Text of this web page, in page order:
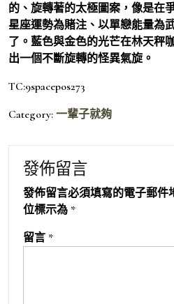
的、旋轉著的太極圖案，像是在
星座運勢為賭注、以單戀能量為
了。藍色與金色的光芒在林天秤
出一個不斷旋轉的怪異氣旋。
TC:9spacepos273
Category: 一輩子就夠
發佈留言
發佈留言必須填寫的電子郵件
位標示為 *
留言 *